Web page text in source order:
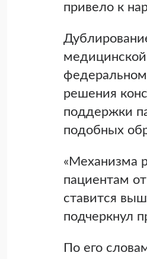
привело к
решения
поддержки
подобных
«Механизма
пациентам
ставится
подчеркнул
По его